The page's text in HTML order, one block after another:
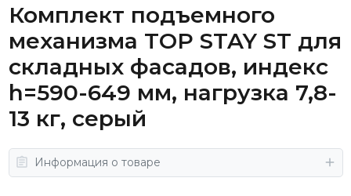
Комплект подъемного
механизма TOP STAY ST для
складных фасадов, индекс
h=590-649 мм, нагрузка 7,8-
13 кг, серый
Информация о товаре